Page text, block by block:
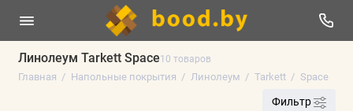
Линолеум Tarkett Space10 товаров
Главная Напольные покрытия Линолеум Tarkett Space
Фильтр